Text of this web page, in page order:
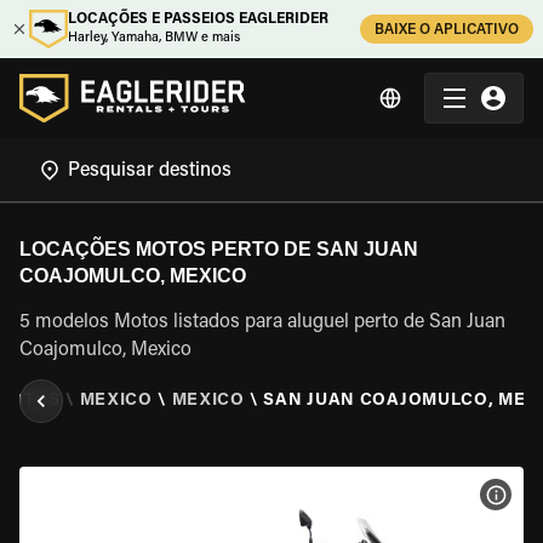
LOCAÇÕES E PASSEIOS EAGLERIDER
Harley, Yamaha, BMW e mais
BAIXE O APLICATIVO
LOCAÇÕES MOTOS PERTO DE SAN JUAN
COAJOMULCO, MEXICO
5 modelos Motos listados para aluguel perto de San Juan
Coajomulco, Mexico
\ MEXICO \ MEXICO \ SAN JUAN COAJOMULCO,
VER